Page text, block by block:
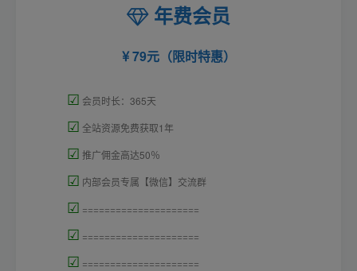
年费会员
79元（限时特惠）
☑ 会员时长：365天
☑ 全站资源免费获取1年
☑ 推广佣金高达50％
☑ 内部会员专属【微信】交流群
☑ =====================
☑ =====================
☑ =====================